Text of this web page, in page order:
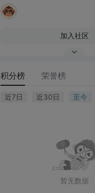
加入社区
积分榜 荣誉榜
近7日 近30日 至今
暂无数据